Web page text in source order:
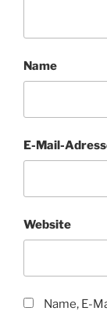
Name
E-Mail-
Website
Name, E-